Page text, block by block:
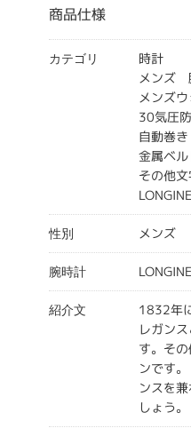
商品仕様
カテゴリ
時計
メンズ
メンズ
30気圧
自動巻き
金属ベル
その他
性別 メンズ
腕時計
紹介文
1832年
レガン
す。そ
ンです
ンスを
しょう。